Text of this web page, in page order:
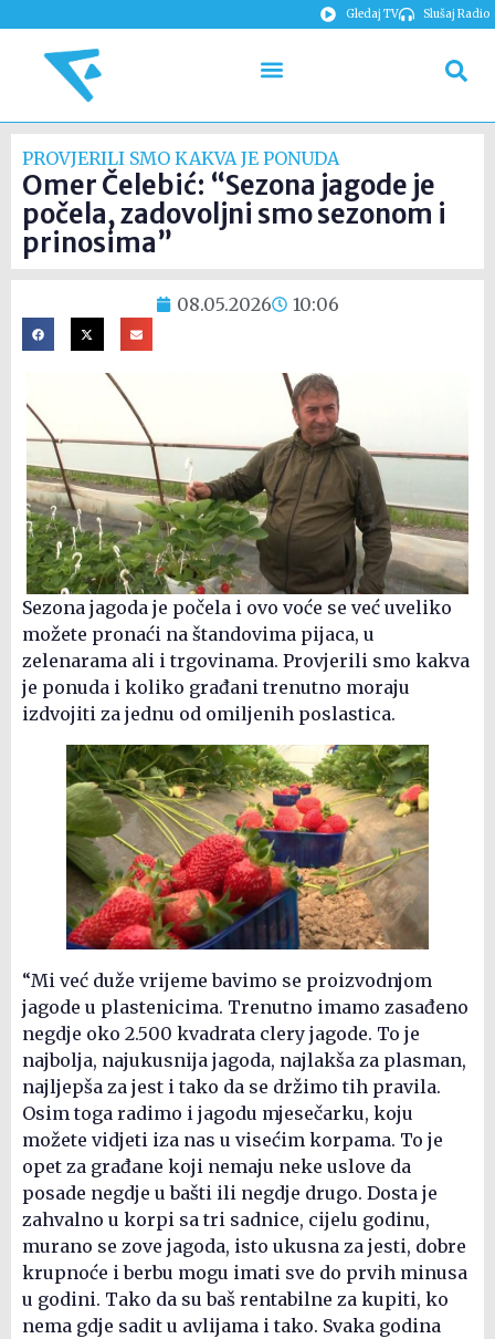
Gledaj TV Slušaj Radio
PROVJERILI SMO KAKVA JE PONUDA
Omer Čelebić: “Sezona jagode je
počela, zadovoljni smo sezonom i
prinosima”
08.05.2026 10:06
Sezona jagoda je počela i ovo voće se već uveliko
možete pronaći na štandovima pijaca, u
zelenarama ali i trgovinama. Provjerili smo kakva
je ponuda i koliko građani trenutno moraju
izdvojiti za jednu od omiljenih poslastica.
“Mi već duže vrijeme bavimo se proizvodnjom
jagode u plastenicima. Trenutno imamo zasađeno
negdje oko 2.500 kvadrata clery jagode. To je
najbolja, najukusnija jagoda, najlakša za plasman,
najljepša za jest i tako da se držimo tih pravila.
Osim toga radimo i jagodu mjesečarku, koju
možete vidjeti iza nas u visećim korpama. To je
opet za građane koji nemaju neke uslove da
posade negdje u bašti ili negdje drugo. Dosta je
zahvalno u korpi sa tri sadnice, cijelu godinu,
murano se zove jagoda, isto ukusna za jesti, dobre
krupnoće i berbu mogu imati sve do prvih minusa
u godini. Tako da su baš rentabilne za kupiti, ko
nema gdje sadit u avlijama i tako. Svaka godina